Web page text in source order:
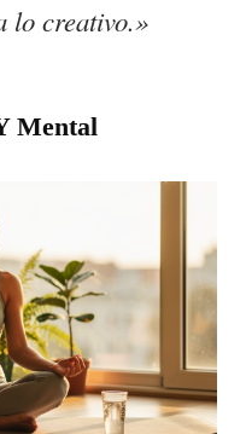
lo creativo.»
Mental